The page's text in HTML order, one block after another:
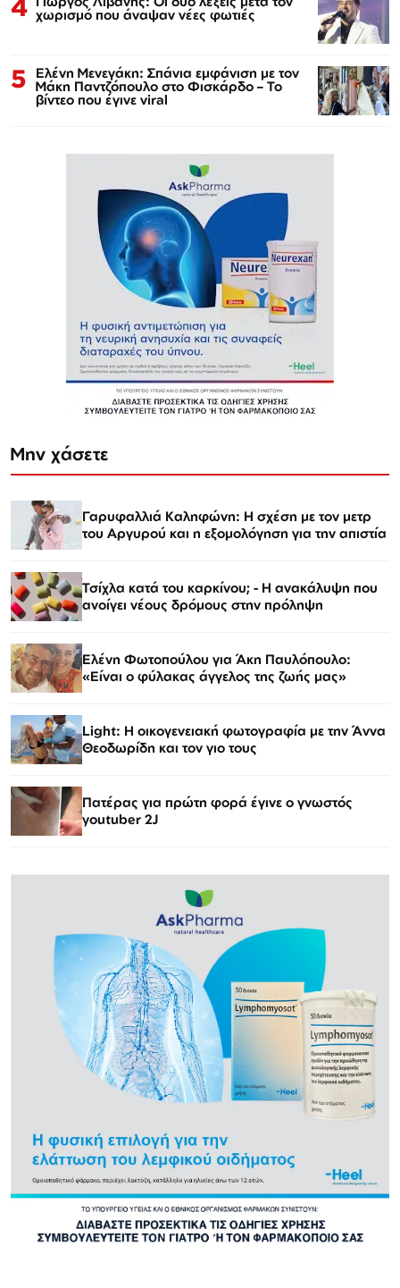
4 χωρισμό που άναψαν νέες φωτιές
5 Ελένη Μενεγάκη: Σπάνια εμφάνιση με τον
Μάκη Παντζόπουλο στο Φισκάρδο – Το
βίντεο που έγινε viral
Μην χάσετε
Γαρυφαλλιά Καληφώνη: Η σχέση με τον μετρ
του Αργυρού και η εξομολόγηση για την απιστία
Τσίχλα κατά του καρκίνου; - Η ανακάλυψη που
ανοίγει νέους δρόμους στην πρόληψη
Ελένη Φωτοπούλου για Άκη Παυλόπουλο:
«Είναι ο φύλακας άγγελος της ζωής μας»
Light: Η οικογενειακή φωτογραφία με την Άννα
Θεοδωρίδη και τον γιο τους
Πατέρας για πρώτη φορά έγινε ο γνωστός
youtuber 2J